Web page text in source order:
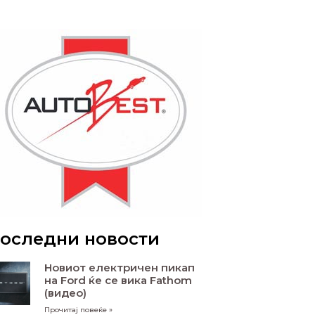
новости
Новиот електричен пикап
на Ford ќе се вика Fathom
(видео)
Прочитај повеќе »